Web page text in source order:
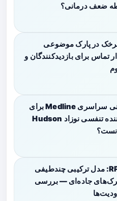
ضعف درمانی؟
در پارک موضوعی
تماس برای بازدیدکنندگان و
اطلاعیه بازخوانی سراسری Medline برای
مدارهای گرم‌کننده تنفسی نوزاد Hudson
RPP‑YOLOv۱۱: مدل ترکیبی چندطیفی
جاده‌ای — بررسی